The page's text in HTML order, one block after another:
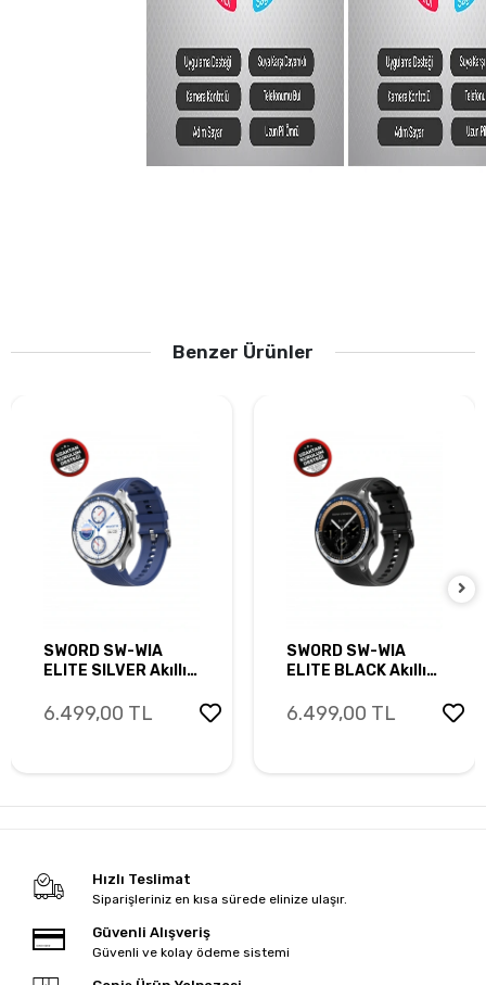
Benzer Ürünler
SWORD SW-WIA
ELITE SILVER Akıllı
6.499,00 TL
SWORD SW-WIA
ELITE BLACK Akıllı
6.499,00 TL
Hızlı Teslimat
Siparişleriniz en kısa sürede elinize ulaşır.
Güvenli Alışveriş
Güvenli ve kolay ödeme sistemi